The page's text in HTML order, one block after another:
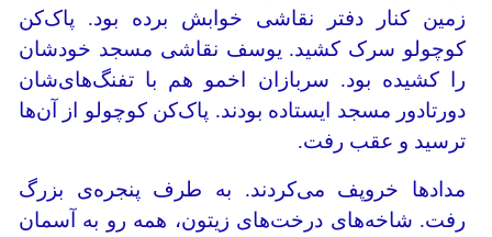
زمین کنار دفتر نقاشی خوابش برده بود. پاک‌کن
کوچولو سرک کشید. یوسف نقاشی مسجد خودشان
را کشیده بود. سربازان اخمو هم با تفنگ‌های‌شان
دورتادور مسجد ایستاده بودند. پاک‌کن کوچولو از آن‌ها
ترسید و عقب رفت.
مدادها خروپف می‌کردند. به طرف پنجره‌ی بزرگ
رفت. شاخه‌های درخت‌های زیتون، همه رو به آسمان